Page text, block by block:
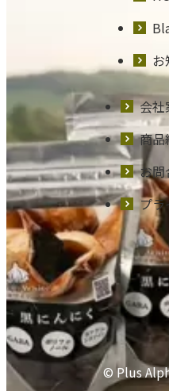
お
会社
商品
お問
プ
© Plus